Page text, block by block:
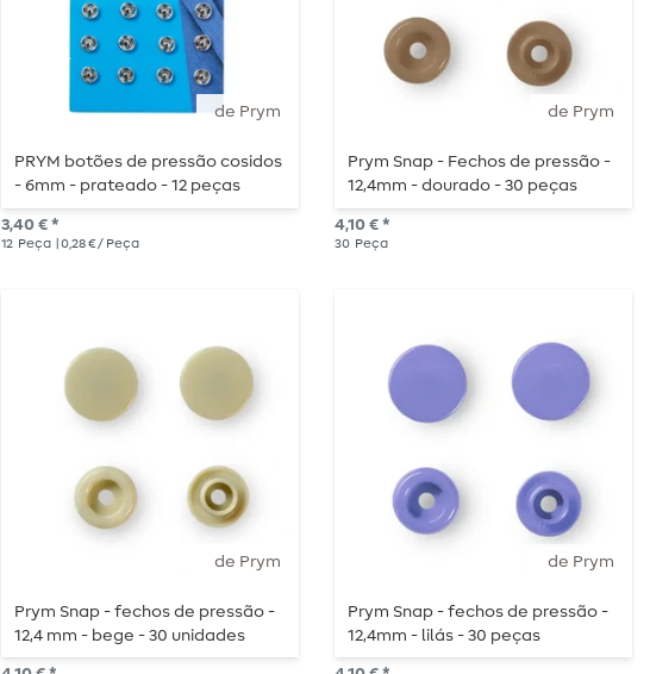
de Prym
PRYM botões de pressão cosidos
- 6mm - prateado - 12 peças
3,40 € *
12 Peça | 0,28 € / Peça
de Prym
Prym Snap - Fechos de pressão -
12,4mm - dourado - 30 peças
4,10 € *
30 Peça
de Prym
Prym Snap - fechos de pressão -
12,4 mm - bege - 30 unidades
de Prym
Prym Snap - fechos de pressão -
12,4mm - lilás - 30 peças